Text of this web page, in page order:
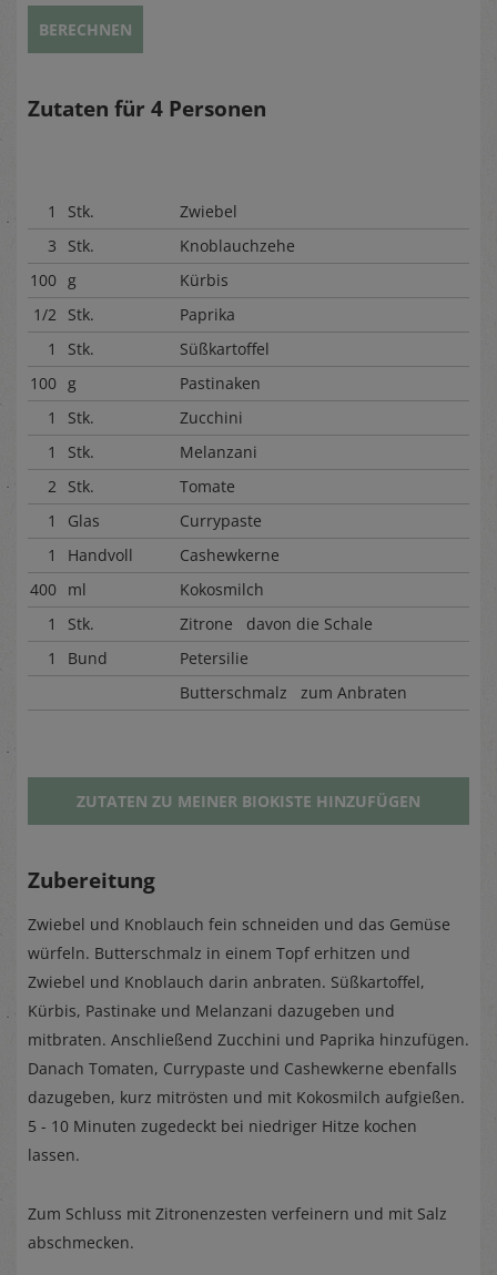
BERECHNEN
Zutaten für 4 Personen
1 Stk.
Zwiebel
3
Stk.
Knoblauchzehe
100 g
Kürbis
1/2 Stk.
Paprika
1
Stk.
Süßkartoffel
100 g
Pastinaken
1
Stk.
Zucchini
1
Stk.
Melanzani
2 Stk.
Tomate
1
Glas
Currypaste
1
Handvoll
Cashewkerne
400 ml
Kokosmilch
1
Stk.
Zitrone davon die Schale
1
Bund
Petersilie
Butterschmalz zum Anbraten
ZUTATEN ZU MEINER BIOKISTE HINZUFÜGEN
Zubereitung
Zwiebel und Knoblauch fein schneiden und das Gemüse
würfeln. Butterschmalz in einem Topf erhitzen und
Zwiebel und Knoblauch darin anbraten. Süßkartoffel,
Kürbis, Pastinake und Melanzani dazugeben und
mitbraten. Anschließend Zucchini und Paprika hinzufügen.
Danach Tomaten, Currypaste und Cashewkerne ebenfalls
dazugeben, kurz mitrösten und mit Kokosmilch aufgießen.
5 - 10 Minuten zugedeckt bei niedriger Hitze kochen
lassen.
Zum Schluss mit Zitronenzesten verfeinern und mit Salz
abschmecken.